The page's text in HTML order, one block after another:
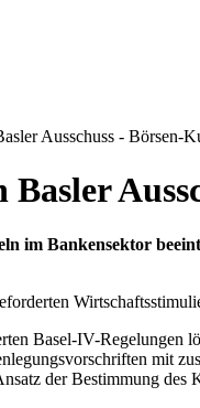
Ausschuss - Börsen-
im Bankensektor
Basel-IV-Regelungen
mit
der Bestimmung